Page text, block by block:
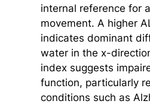
internal reference for
movement. A higher
indicates dominant
water in the x-
index suggests
function, particularly
conditions such as